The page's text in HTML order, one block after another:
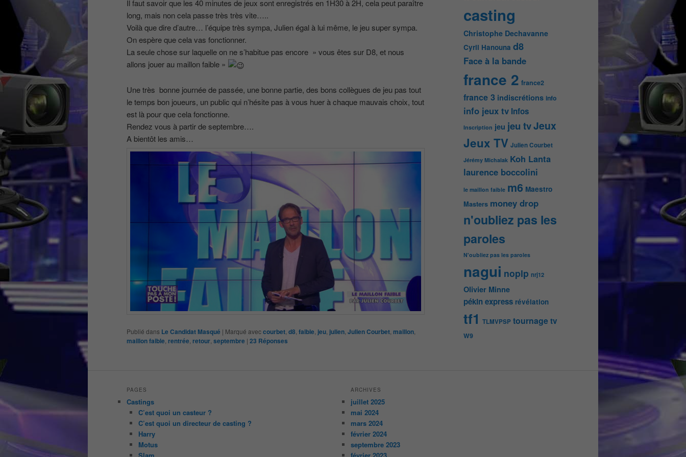
Il faut savoir que les 40 minutes de jeux sont enregistrés en 1H30 à 2H, cela peut paraître
long, mais non cela passe très très vite…..
Voilà que dire d’autre… l’équipe très sympa, Julien égal à lui même, le jeu super sympa.
On espère que cela vas fonctionner.
La seule chose sur laquelle on ne s’habitue pas encore » vous êtes sur D8, et nous
allons jouer au maillon faible »
Une très bonne journée de passée, une bonne partie, des bons collègues de jeu pas tout
le temps bon joueurs, un public qui n’hésite pas à vous huer à chaque mauvais choix, tout
est là pour que cela fonctionne.
Rendez vous à partir de septembre….
A bientôt les amis…
Publié dans Le Candidat Masqué | Marqué aveccourbet d8 faible jeu julien Julien Courbet maillon
maillon faible rentrée retour septembre | 23 Réponses
casting
Christophe Dechavanne
Cyril Hanouna d8
Face à la bande
france 2 france2
france 3 indiscrétions info
info jeux tv Infos
Inscription jeu jeu tvJeux
Jeux TV Julien Courbet
Jérémy Michalak Koh Lanta
laurence boccolini
le maillon faible m6 Maestro
Masters money drop
n'oubliez pas les
paroles
N'oubliez pas les paroles
nagui noplp nrj12
Olivier Minne
pékin express révélation
tf1 TLMVPSP tournagetv
W9
PAGES
Castings
C’est quoi un casteur ?
C’est quoi un directeur de casting ?
Harry
Motus
ARCHIVES
juillet 2025
mai 2024
mars 2024
février 2024
septembre 2023